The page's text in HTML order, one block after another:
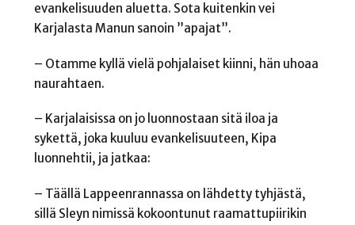
evankelisuuden aluetta. Sota kuitenkin vei
Karjalasta Manun sanoin ”apajat”.
– Otamme kyllä vielä pohjalaiset kiinni, hän uhoaa
naurahtaen.
– Karjalaisissa on jo luonnostaan sitä iloa ja
sykettä, joka kuuluu evankelisuuteen, Kipa
luonnehtii, ja jatkaa:
– Täällä Lappeenrannassa on lähdetty tyhjästä,
sillä Sleyn nimissä kokoontunut raamattupiirikin